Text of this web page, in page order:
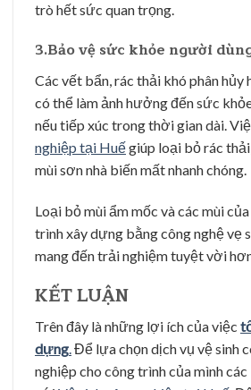
trò hết sức quan trọng.
3.Bảo vệ sức khỏe người
Các vết bẩn, rác thải khó phân hủy
có thể làm ảnh hưởng đến sức
nếu tiếp xúc trong thời gian dài.
nghiệp tại Huếgiúp loại bỏ rác
mùi sơn nhà biến mất nhanh chóng.
Loại bỏ mùi ẩm mốc và các mùi
trình xây dựng bằng công nghệ vẹ
mang đến trải nghiệm tuyệt vời
KẾT LUẬN
Trên đây là những lợi ích của việc
dựng.Để lựa chọn dịch vụ vệ sinh
nghiệp cho công trình của mình